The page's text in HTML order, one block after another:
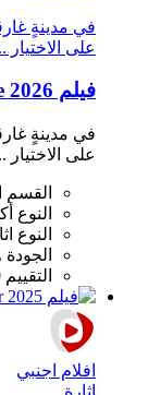
في مدينةٍ
على الاختيار
فيلم Infiltrate 2026 مترجم HD
في مدينةٍ
على الاختيار
القسم
النوع
النوع
الجودة
التقييم
افلام اجنبي
اثارة